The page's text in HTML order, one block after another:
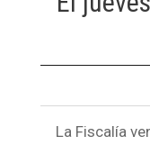
La Fiscalía